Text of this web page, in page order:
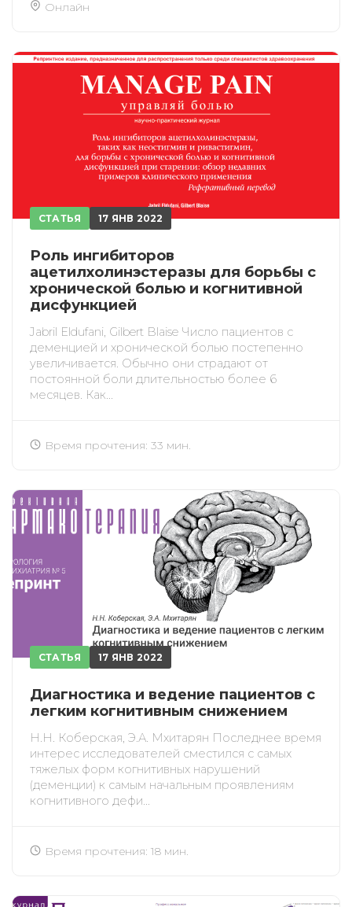
Онлайн
СТАТЬЯ 17 ЯНВ 2022
Роль ингибиторов
ацетилхолинэстеразы для борьбы с
хронической болью и когнитивной
дисфункцией
Jabril Eldufani, Gilbert Blaise Число пациентов с
деменцией и хронической болью постепенно
увеличивается. Обычно они страдают от
постоянной боли длительностью более 6
месяцев. Как...
Время прочтения: 33 мин.
СТАТЬЯ 17 ЯНВ 2022
Диагностика и ведение пациентов с
легким когнитивным снижением
Н.Н. Коберская, Э.А. Мхитарян Последнее время
интерес исследователей сместился с самых
тяжелых форм когнитивных нарушений
(деменции) к самым начальным проявлениям
когнитивного дефи...
Время прочтения: 18 мин.